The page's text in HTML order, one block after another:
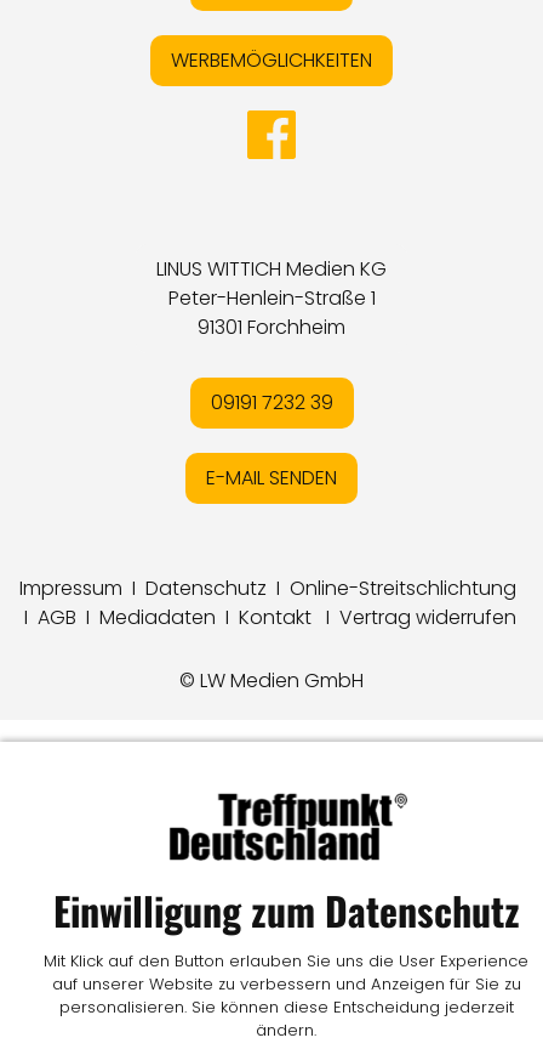
WERBEMÖGLICHKEITEN
LINUS WITTICH Medien KG
Peter-Henlein-Straße 1
91301 Forchheim
09191 7232 39
E-MAIL SENDEN
Impressum I Datenschutz I Online-Streitschlichtung
I AGB I Mediadaten I Kontakt I Vertrag widerrufen
© LW Medien GmbH
Einwilligung zum Datenschutz
Mit Klick auf den Button erlauben Sie uns die User Experience
auf unserer Website zu verbessern und Anzeigen für Sie zu
personalisieren. Sie können diese Entscheidung jederzeit
ändern.